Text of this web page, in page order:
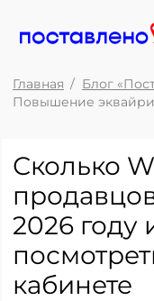
Главная
Блог
Повышение
Сколько
2026 году
кабинете